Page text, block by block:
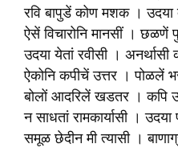
रवि बापुडें कोण मशक ।
ऐसें विचारोनि मानसीं । छळणें
उदया येतां रवीसी ।
ऐकोनि कपीचें उत्तर । पोळलें
बोलों आदरिलें खडतर । कपि
न साधतां रामकार्यासी । उदया
समूळ छेदीन मी त्यासी ।